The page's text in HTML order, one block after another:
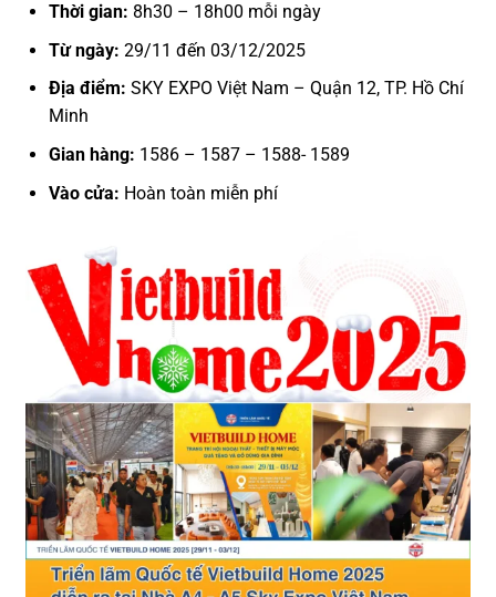
Thời gian: 8h30 – 18h00 mỗi ngày
Từ ngày: 29/11 đến 03/12/2025
Địa điểm: SKY EXPO Việt Nam – Quận 12, TP. Hồ Chí
Minh
Gian hàng: 1586 – 1587 – 1588- 1589
Vào cửa: Hoàn toàn miễn phí